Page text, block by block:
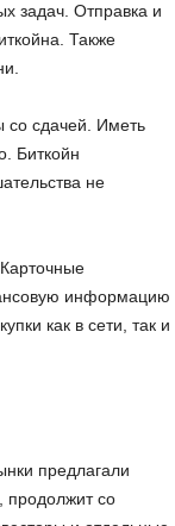
задач. Отправка и
Также
со сдачей. Иметь
Биткойн
не
информацию
как в сети, так и
предлагали
продолжит со